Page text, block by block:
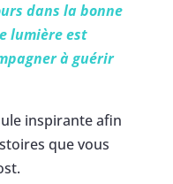
dans la bonne
lumière est
à guérir
inspirante afin
que vous